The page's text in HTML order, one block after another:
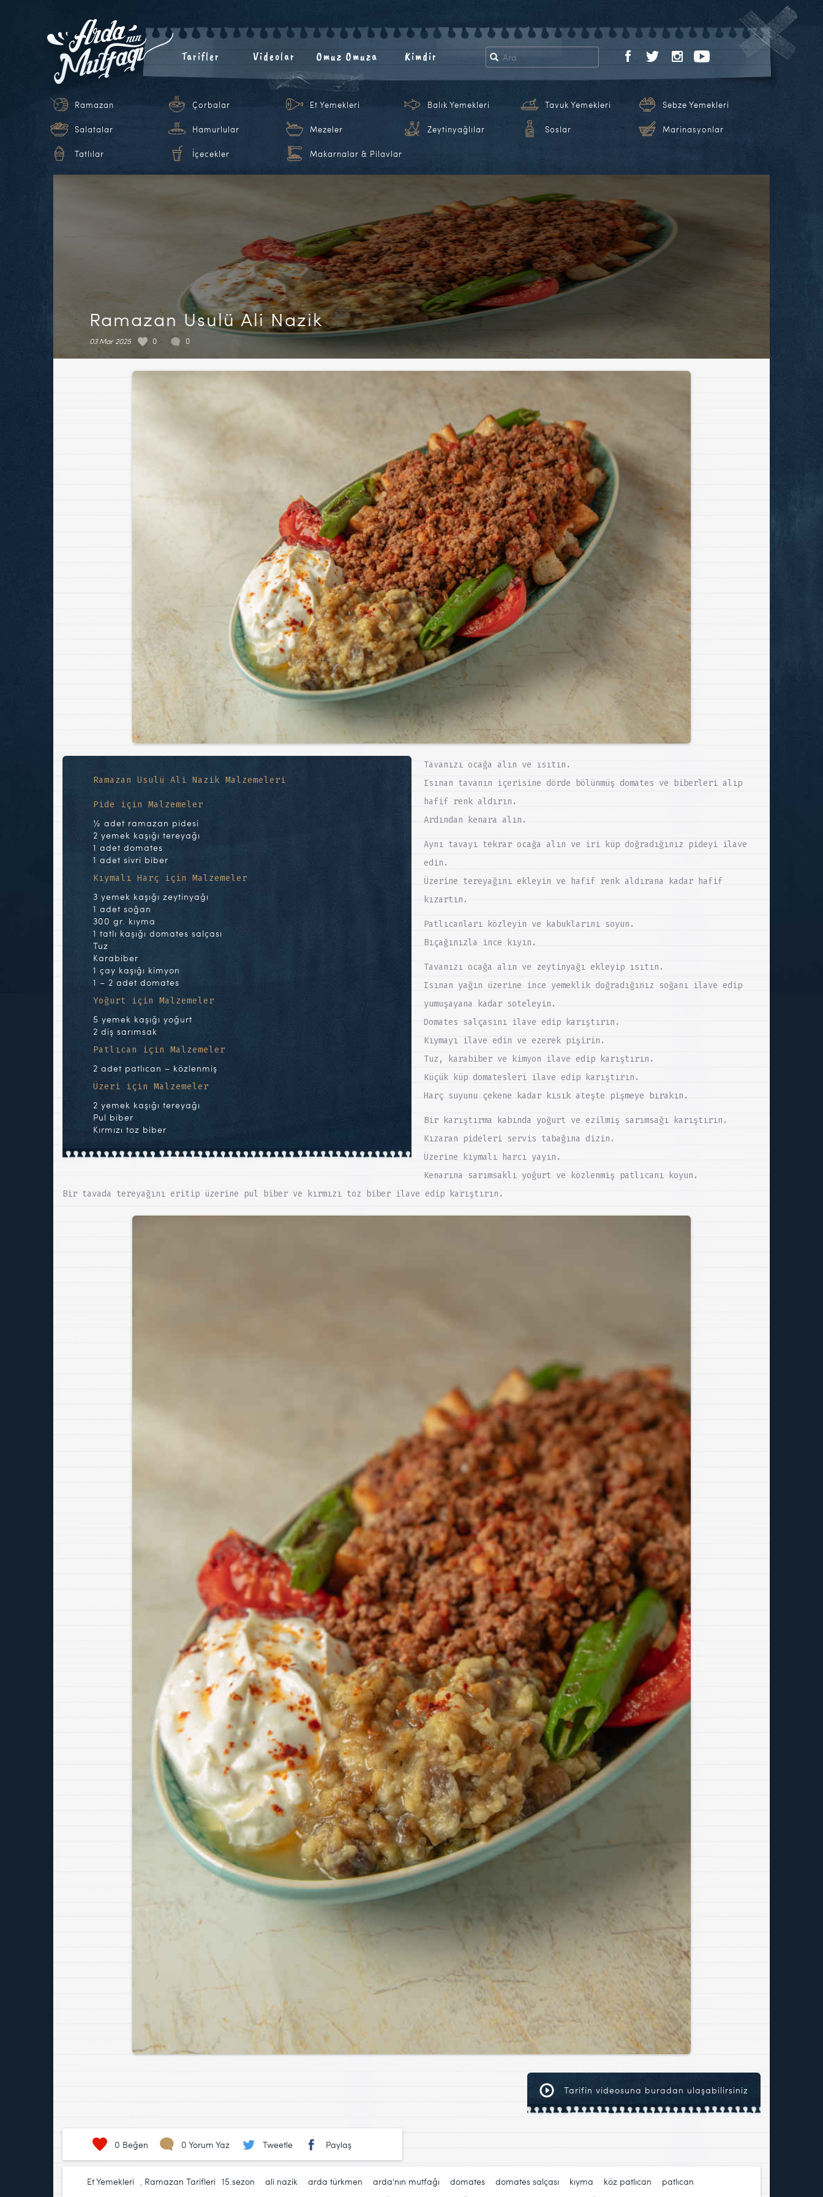
Tarifler Videolar Omuz Omuza Kimdir
Ramazan Çorbalar Et Yemekleri Balık Yemekleri Tavuk Yemekleri Sebze Yemekleri
Salatalar Hamurlular Mezeler Zeytinyağlılar Soslar Marinasyonlar
Tatlılar İçecekler Makarnalar & Pilavlar
Ramazan Usulü Ali Nazik
03 Mar 2025 0 0
Ramazan Usulü Ali Nazik Malzemeleri
Pide için Malzemeler
½ adet ramazan pidesi
2 yemek kaşığı tereyağı
1 adet domates
1 adet sivri biber
Kıymalı Harç için Malzemeler
3 yemek kaşığı zeytinyağı
1 adet soğan
300 gr. kıyma
1 tatlı kaşığı domates salçası
Tuz
Karabiber
1 çay kaşığı kimyon
1 – 2 adet domates
Yoğurt için Malzemeler
5 yemek kaşığı yoğurt
2 diş sarımsak
Patlıcan için Malzemeler
2 adet patlıcan – közlenmiş
Üzeri için Malzemeler
2 yemek kaşığı tereyağı
Pul biber
Kırmızı toz biber
Tavanızı ocağa alın ve ısıtın.
Isınan tavanın içerisine dörde bölünmüş domates ve biberleri alıp
hafif renk aldırın.
Ardından kenara alın.
Aynı tavayı tekrar ocağa alın ve iri küp doğradığınız pideyi ilave
edin.
Üzerine tereyağını ekleyin ve hafif renk aldırana kadar hafif
kızartın.
Patlıcanları közleyin ve kabuklarını soyun.
Bıçağınızla ince kıyın.
Tavanızı ocağa alın ve zeytinyağı ekleyip ısıtın.
Isınan yağın üzerine ince yemeklik doğradığınız soğanı ilave edip
yumuşayana kadar soteleyin.
Domates salçasını ilave edip karıştırın.
Kıymayı ilave edin ve ezerek pişirin.
Tuz, karabiber ve kimyon ilave edip karıştırın.
Küçük küp domatesleri ilave edip karıştırın.
Harç suyunu çekene kadar kısık ateşte pişmeye bırakın.
Bir karıştırma kabında yoğurt ve ezilmiş sarımsağı karıştırın.
Kızaran pideleri servis tabağına dizin.
Üzerine kıymalı harcı yayın.
Kenarına sarımsaklı yoğurt ve közlenmiş patlıcanı koyun.
Bir tavada tereyağını eritip üzerine pul biber ve kırmızı toz biber ilave edip karıştırın.
Tarifin videosuna buradan ulaşabilirsiniz
0 Beğen 0 Yorum Yaz Tweetle Paylaş
Et Yemekleri , Ramazan Tarifleri 15.sezon ali nazik arda türkmen arda'nın mutfağı domates domates salçası kıyma köz patlıcan patlıcan